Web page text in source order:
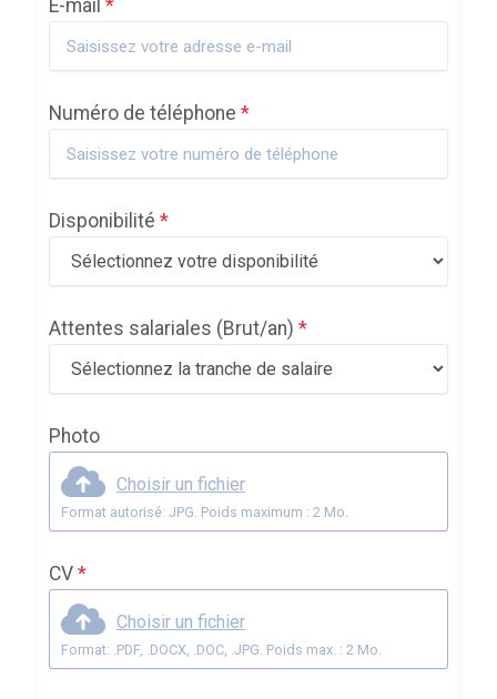
E-mail *
Numéro de téléphone *
Disponibilité *
Attentes salariales (Brut/an) *
Photo
Choisir un fichier
Format autorisé: JPG. Poids maximum : 2 Mo.
CV *
Choisir un fichier
Format: .PDF, .DOCX, .DOC, .JPG. Poids max. : 2 Mo.